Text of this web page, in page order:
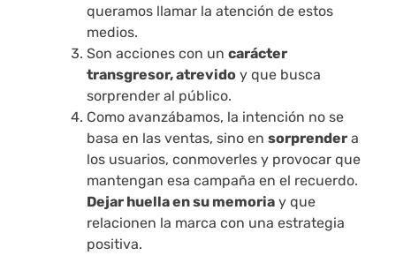
queramos llamar la atención de estos
medios.
Son acciones con un carácter
transgresor, atrevido y que busca
sorprender al público.
Como avanzábamos, la intención no se
basa en las ventas, sino en sorprender a
los usuarios, conmoverles y provocar que
mantengan esa campaña en el recuerdo.
Dejar huella en su memoria y que
relacionen la marca con una estrategia
positiva.